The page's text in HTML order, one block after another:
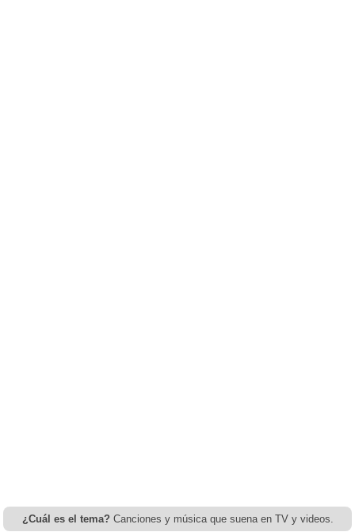
¿Cuál es el tema? Canciones y música que suena en TV y videos.